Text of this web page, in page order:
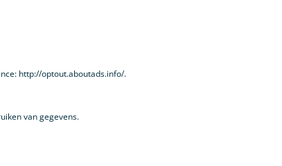
http://optout.aboutads.info/.
van gegevens.